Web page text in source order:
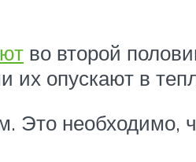
во второй
их опускают в
Это